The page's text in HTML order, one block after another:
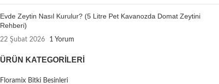
Evde Zeytin Nasıl Kurulur? (5 Litre Pet Kavanozda Domat Zeytini
Rehberi)
22 Şubat 2026 1 Yorum
ÜRÜN KATEGORILERI
Floramix Bitki Besinleri